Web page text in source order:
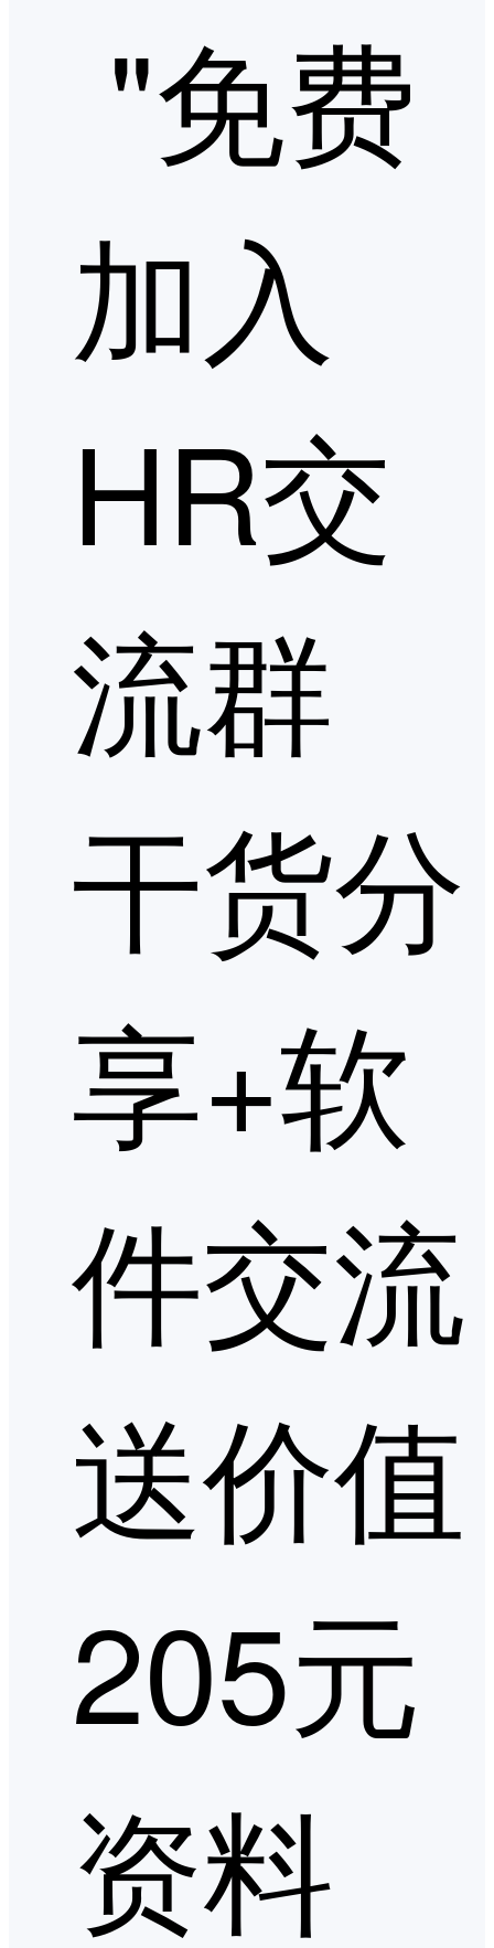
"免费
加入
HR交
流群
干货分
享+软
件交流
送价值
205元
资料